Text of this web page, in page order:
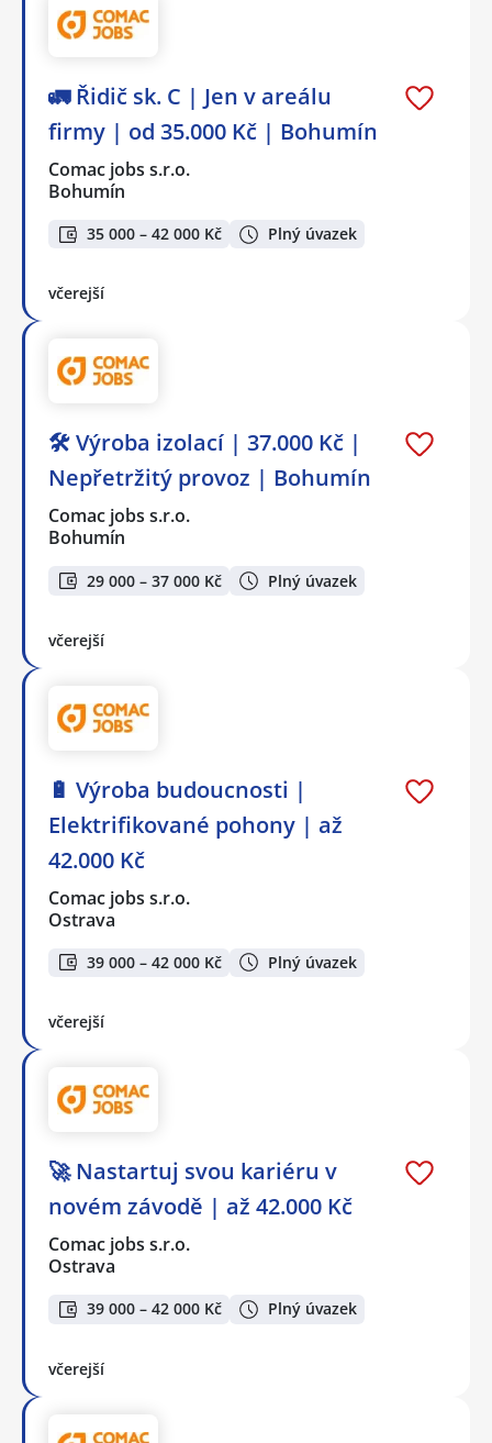
🚛 Řidič sk. C | Jen v areálu
firmy | od 35.000 Kč | Bohumín
Comac jobs s.r.o.
Bohumín
35 000 – 42 000 Kč Plný úvazek
včerejší
🛠️ Výroba izolací | 37.000 Kč |
Nepřetržitý provoz | Bohumín
Comac jobs s.r.o.
Bohumín
29 000 – 37 000 Kč Plný úvazek
včerejší
🔋 Výroba budoucnosti |
Elektrifikované pohony | až
42.000 Kč
Comac jobs s.r.o.
Ostrava
39 000 – 42 000 Kč Plný úvazek
včerejší
🚀 Nastartuj svou kariéru v
novém závodě | až 42.000 Kč
Comac jobs s.r.o.
Ostrava
39 000 – 42 000 Kč Plný úvazek
včerejší